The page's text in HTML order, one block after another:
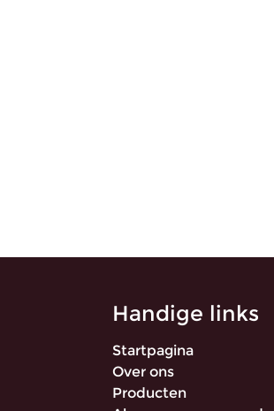
Handige links
Startpagina
Over ons
Producten